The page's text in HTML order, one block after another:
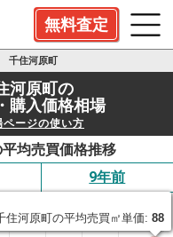
無料査定
千住河原町
河原町の
購入価格相場
ージの使い方
均売買価格推移
9年前
住河原町の平均売買㎡単価: 88